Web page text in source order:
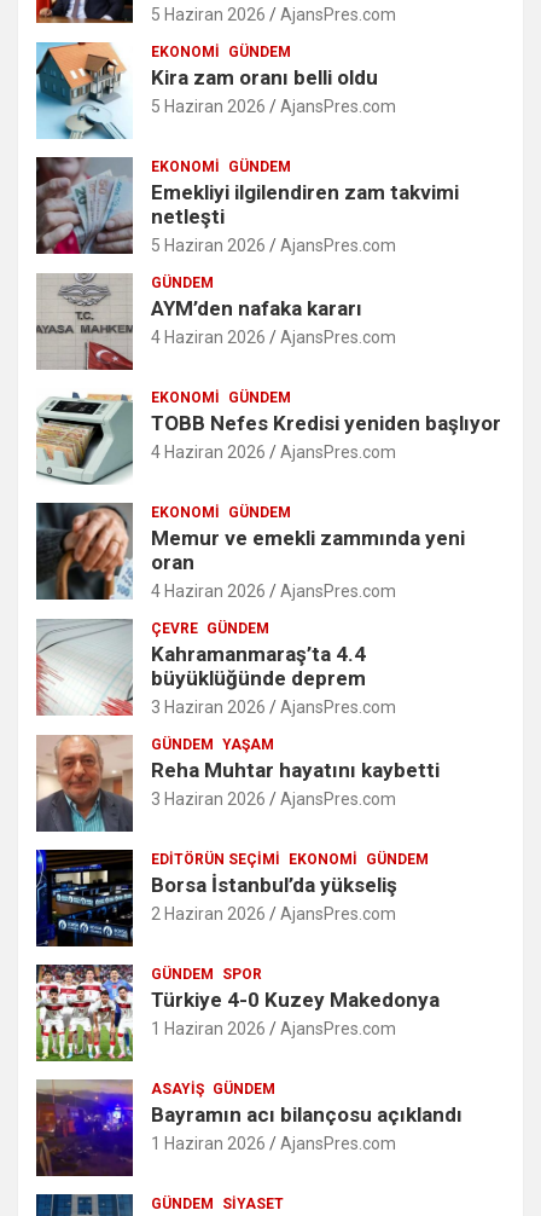
5 Haziran 2026 AjansPres.com
EKONOMI GÜNDEM
Kira zam oranı belli oldu
5 Haziran 2026 AjansPres.com
EKONOMI GÜNDEM
Emekliyi ilgilendiren zam takvimi
netleşti
5 Haziran 2026 AjansPres.com
GÜNDEM
AYM’den nafaka kararı
4 Haziran 2026 AjansPres.com
EKONOMI GÜNDEM
TOBB Nefes Kredisi yeniden başlıyor
4 Haziran 2026 AjansPres.com
EKONOMI GÜNDEM
Memur ve emekli zammında yeni
oran
4 Haziran 2026 AjansPres.com
ÇEVRE GÜNDEM
Kahramanmaraş’ta 4.4
büyüklüğünde deprem
3 Haziran 2026 AjansPres.com
GÜNDEM YAŞAM
Reha Muhtar hayatını kaybetti
3 Haziran 2026 AjansPres.com
EDITÖRÜN SEÇIMI EKONOMI GÜNDEM
Borsa İstanbul’da yükseliş
2 Haziran 2026 AjansPres.com
GÜNDEM SPOR
Türkiye 4-0 Kuzey Makedonya
1 Haziran 2026 AjansPres.com
ASAYIŞ GÜNDEM
Bayramın acı bilançosu açıklandı
1 Haziran 2026 AjansPres.com
GÜNDEM SIYASET